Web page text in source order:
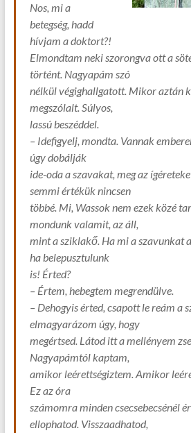
Nos, mi a
betegség, hadd
hívjam a doktort?!
Elmondtam neki szorongva ott a
történt. Nagyapám szó
nélkül végighallgatott. Mikor aztán
megszólalt. Súlyos,
lassú beszéddel.
– Idefigyelj, mondta. Vannak
úgy dobálják
ide-oda a szavakat, meg az
semmi értékük nincsen
többé. Mi, Wassok nem ezek közé
mondunk valamit, az áll,
mint a sziklakő. Ha mi a szavunkat
ha belepusztulunk
is! Érted?
– Értem, hebegtem megrendülve.
– Dehogyis érted, csapott le reám a
elmagyarázom úgy, hogy
megértsed. Látod itt a mellényem
Nagyapámtól kaptam,
amikor leérettségiztem. Amikor
Ez az óra
számomra minden csecsebecsénél
ellophatod. Visszaadhatod,